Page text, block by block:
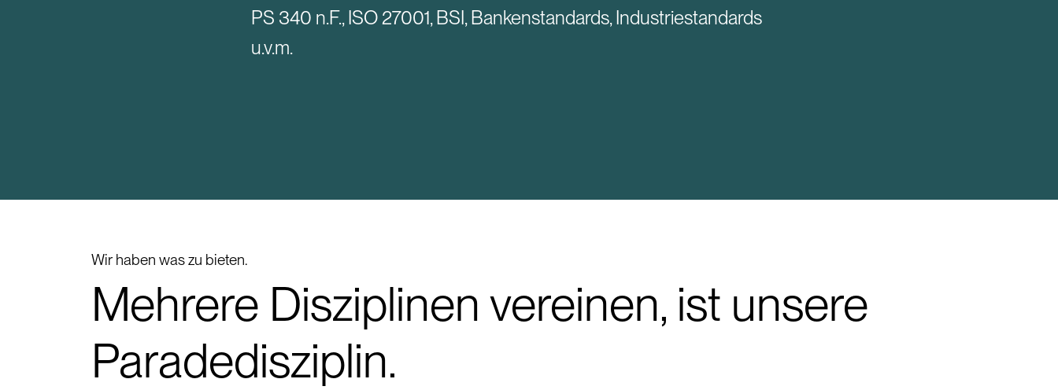
PS 340 n.F., ISO 27001, BSI, Bankenstandards, Industriestandards
u.v.m.
Wir haben was zu bieten.
Mehrere Disziplinen vereinen, ist unsere
Paradedisziplin.